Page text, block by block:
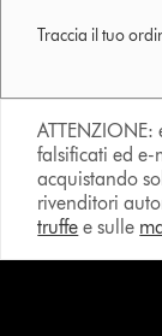
Traccia il tuo
falsificati ed
acquistando
rivenditori
truffe e sulle